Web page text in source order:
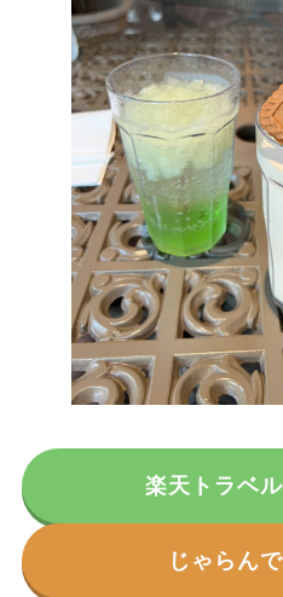
楽天トラベ
じゃらん